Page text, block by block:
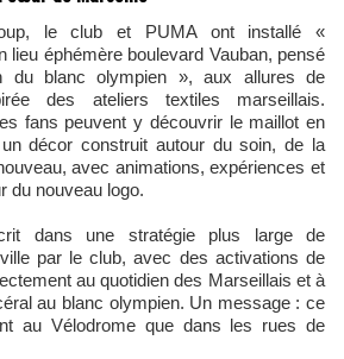
lieu éphémère boulevard Vauban, pensé
du blanc olympien », aux allures de
des ateliers textiles marseillais.
fans peuvent y découvrir le maillot en
décor construit autour du soin, de la
avec animations, expériences et
du nouveau logo.
dans une stratégie plus large de
par le club, avec des activations de
au quotidien des Marseillais et à
au blanc olympien. Un message : ce
au Vélodrome que dans les rues de